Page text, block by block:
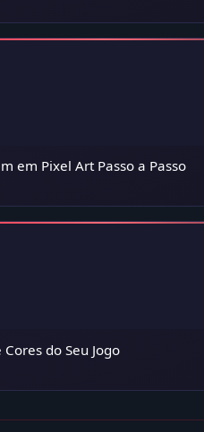
em Pixel Art Passo a Passo
do Seu Jogo